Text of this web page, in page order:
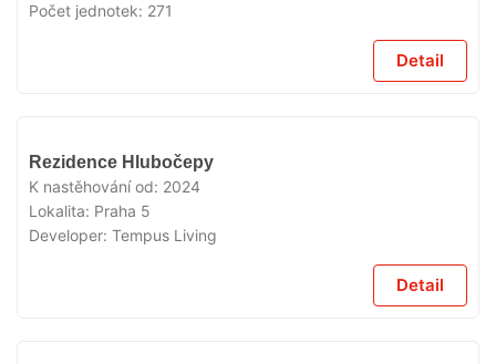
Počet jednotek: 271
Detail
Rezidence Hlubočepy
K nastěhování od: 2024
Lokalita: Praha 5
Developer: Tempus Living
Detail